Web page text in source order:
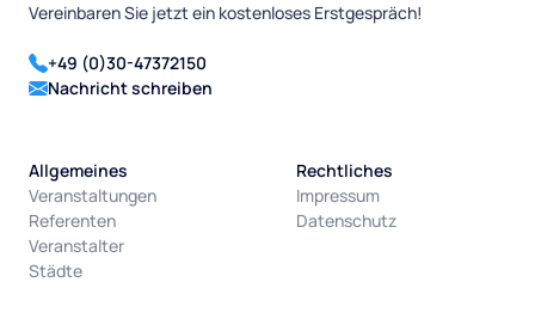
Vereinbaren Sie jetzt ein kostenloses Erstgespräch!
+49 (0)30-47372150
Nachricht schreiben
Allgemeines
Veranstaltungen
Referenten
Veranstalter
Städte
Rechtliches
Impressum
Datenschutz